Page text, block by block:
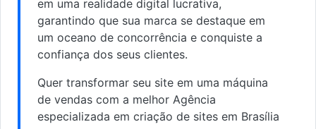
em uma realidade digital lucrativa,
garantindo que sua marca se destaque em
um oceano de concorrência e conquiste a
confiança dos seus clientes.
Quer transformar seu site em uma máquina
de vendas com a melhor Agência
especializada em criação de sites em Brasília